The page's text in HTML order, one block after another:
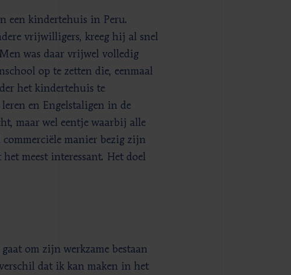
een kindertehuis in Peru.
vrijwilligers, kreeg hij al snel
was daar vrijwel volledig
op te zetten die, eenmaal
het kindertehuis te
en Engelstaligen in de
maar wel eentje waarbij alle
manier bezig zijn
meest interessant. Het doel
om zijn werkzame bestaan
dat ik kan maken in het